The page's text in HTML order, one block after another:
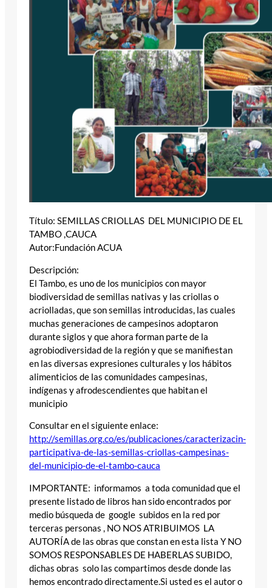
Título: SEMILLAS CRIOLLAS DEL MUNICIPIO DE EL
TAMBO ,CAUCA
Autor:Fundación ACUA
Descripción:
El Tambo, es uno de los municipios con mayor
biodiversidad de semillas nativas y las criollas o
acriolladas, que son semillas introducidas, las cuales
muchas generaciones de campesinos adoptaron
durante siglos y que ahora forman parte de la
agrobiodiversidad de la región y que se manifiestan
en las diversas expresiones culturales y los hábitos
alimenticios de las comunidades campesinas,
indígenas y afrodescendientes que habitan el
municipio
Consultar en el siguiente enlace:
http://semillas.org.co/es/publicaciones/caracterizacin-
participativa-de-las-semillas-criollas-campesinas-
del-municipio-de-el-tambo-cauca
IMPORTANTE: informamos a toda comunidad que el
presente listado de libros han sido encontrados por
medio búsqueda de google subidos en la red por
terceras personas , NO NOS ATRIBUIMOS LA
AUTORÍA de las obras que constan en esta lista Y NO
SOMOS RESPONSABLES DE HABERLAS SUBIDO,
dichas obras solo las compartimos desde donde las
hemos encontrado directamente.Si usted es el autor o